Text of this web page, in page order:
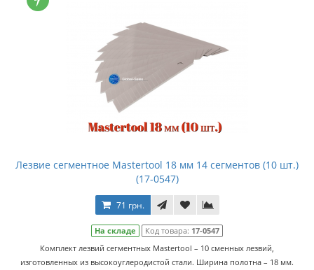
Лезвие сегментное Mastertool 18 мм 14 сегментов (10 шт.)
(17-0547)
71 грн.
На складе Код товара: 17-0547
Комплект лезвий сегментных Mastertool – 10 сменных лезвий,
изготовленных из высокоуглеродистой стали. Ширина полотна – 18 мм.